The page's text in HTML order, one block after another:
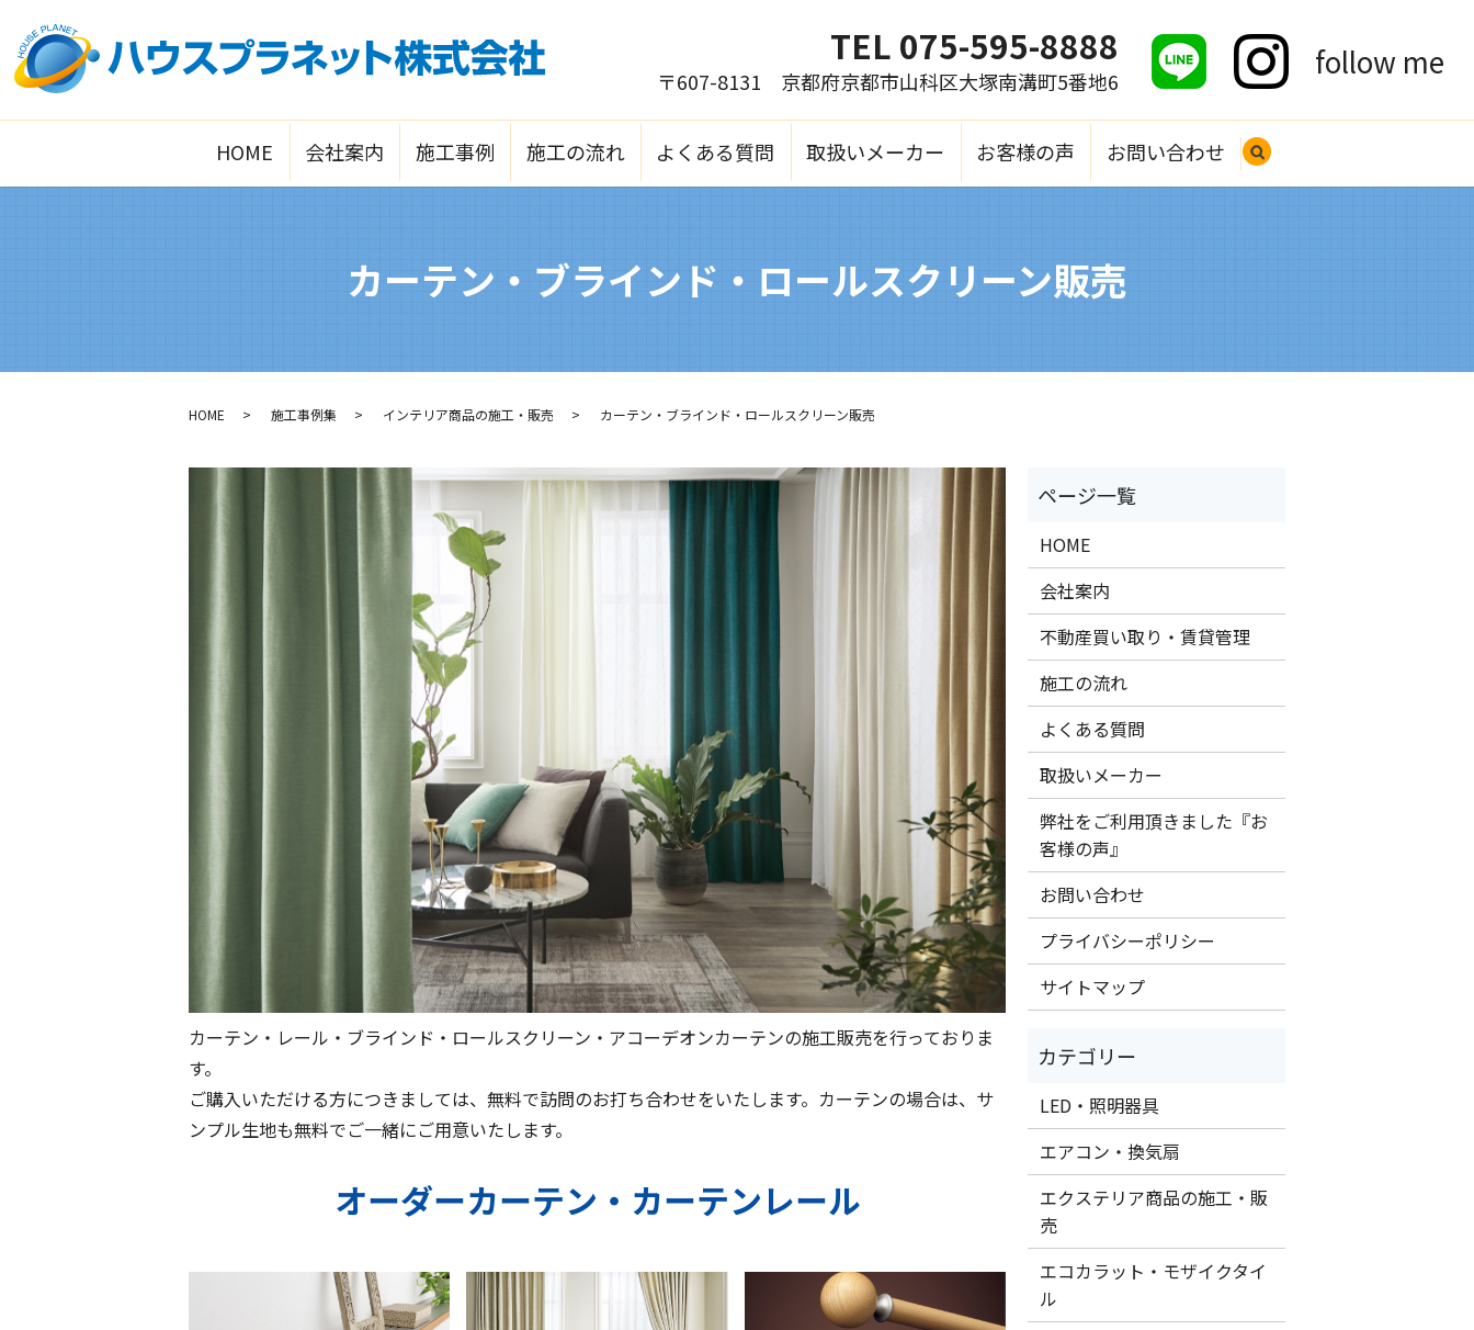
HOME 会社案内 施工事例 施工の流れ よくある質問 取扱いメーカー お客様の声 お問い合わせ
search
TEL 075-595-8888
〒607-8131 京都府京都市山科区大塚南溝町5番地6 follow me
カーテン・ブラインド・ロールスクリーン販売
HOME 施工事例集 インテリア商品の施工・販売 カーテン・ブラインド・ロールスクリーン販売
カーテン・レール・ブラインド・ロールスクリーン・アコーデオンカーテンの施工販売を行っておりま
す。
ご購入いただける方につきましては、無料で訪問のお打ち合わせをいたします。カーテンの場合は、サ
ンプル生地も無料でご一緒にご用意いたします。
オーダーカーテン・カーテンレール
HOME
会社案内
不動産買い取り・賃貸管理
施工の流れ
よくある質問
取扱いメーカー
弊社をご利用頂きました『お
客様の声』
お問い合わせ
プライバシーポリシー
サイトマップ
LED・照明器具
エアコン・換気扇
エクステリア商品の施工・販
売
エコカラット・モザイクタイ
ル